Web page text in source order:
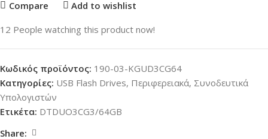
Compare Add to wishlist
12 People watching this product now!
Κωδικός προϊόντος: 190-03-KGUD3CG64
Κατηγορίες: USB Flash Drives, Περιφερειακά, Συνοδευτικά
Υπολογιστών
Ετικέτα: DTDUO3CG3/64GB
Share: